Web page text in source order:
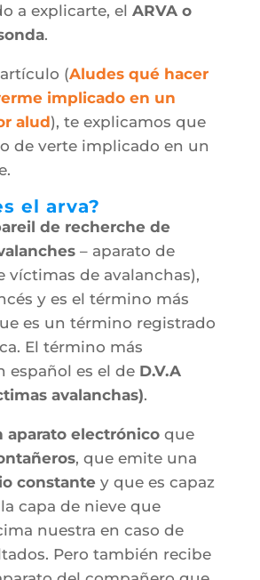
a explicarte, el ARVA o
.
(Aludes qué hacer
implicado en un
alud), te explicamos que
de verte implicado en un
el arva?
de recherche de
– aparato de
víctimas de avalanchas),
y es el término más
es un término registrado
El término más
español es el de D.V.A
avalanchas).
aparato electrónicoque
, que emite una
constantey que es capaz
capa de nieve que
nuestra en caso de
Pero también recibe